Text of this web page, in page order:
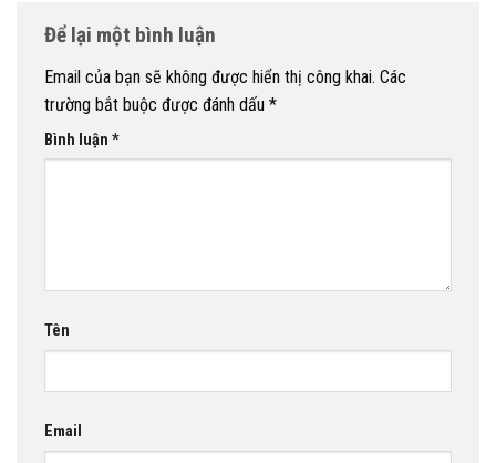
Để lại một bình luận
Email của bạn sẽ không được hiển thị công khai. Các
trường bắt buộc được đánh dấu *
Bình luận *
Tên
Email